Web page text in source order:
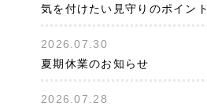
気を付けたい見守りのポイント
2026.07.30
夏期休業のお知らせ
2026.07.28